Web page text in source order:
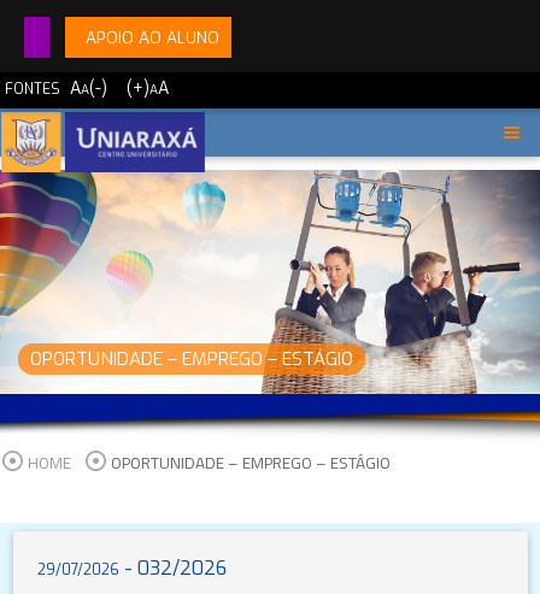
APOIO AO ALUNO
FONTES AA(-) (+)AA
OPORTUNIDADE – EMPREGO – ESTÁGIO
HOME OPORTUNIDADE – EMPREGO – ESTÁGIO
29/07/2026 - 032/2026